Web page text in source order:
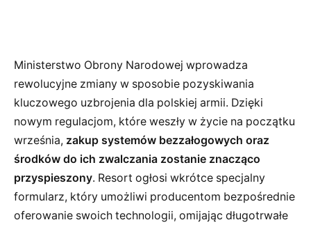
Ministerstwo Obrony Narodowej wprowadza
rewolucyjne zmiany w sposobie pozyskiwania
kluczowego uzbrojenia dla polskiej armii. Dzięki
nowym regulacjom, które weszły w życie na początku
września, zakup systemów bezzałogowych oraz
środków do ich zwalczania zostanie znacząco
przyspieszony. Resort ogłosi wkrótce specjalny
formularz, który umożliwi producentom bezpośrednie
oferowanie swoich technologii, omijając długotrwałe